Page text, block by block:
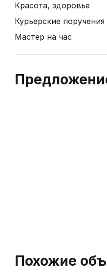
Красота, здоровье
Курьерские поручения
Мастер на час
Похожие